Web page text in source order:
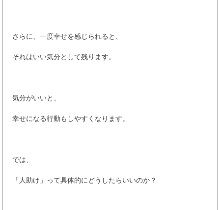
さらに、一度幸せを感じられると、
それはいい気分として残ります。
気分がいいと、
幸せになる行動もしやすくなります。
では、
「人助け」って具体的にどうしたらいいのか？